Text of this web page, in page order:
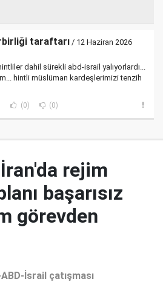
taraftarı / 12 Haziran 2026
dahil sürekli abd-israil yalıyorlardı...
hintli müslüman kardeşlerimizi tenzih
(0) (0)
rejim
başarısız
görevden
ABD-İsrail çatışması